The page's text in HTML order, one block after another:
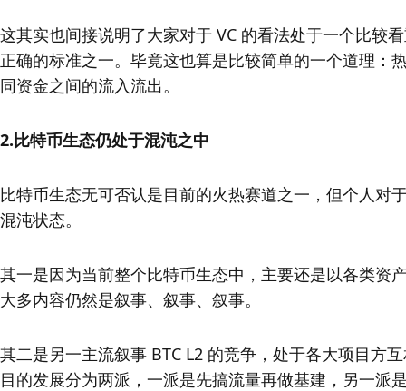
这其实也间接说明了大家对于 VC 的看法处于一个比较
正确的标准之一。毕竟这也算是比较简单的一个道理：
同资金之间的流入流出。
2.比特币生态仍处于混沌之中
比特币生态无可否认是目前的火热赛道之一，但个人对
混沌状态。
其一是因为当前整个比特币生态中，主要还是以各类资
大多内容仍然是叙事、叙事、叙事。
其二是另一主流叙事 BTC L2 的竞争，处于各大项目方
目的发展分为两派，一派是先搞流量再做基建，另一派